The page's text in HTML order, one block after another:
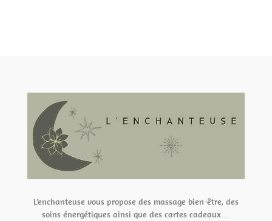
L’enchanteuse vous propose des massage bien-être, des
soins énergétiques ainsi que des cartes cadeaux…